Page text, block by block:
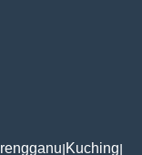
Kuching